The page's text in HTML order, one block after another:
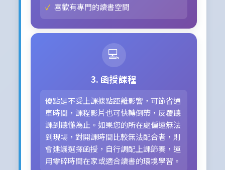
喜歡有專門的讀書空間
💻
3. 函授課程
優點是不受上課據點距離影響，可節省通
車時間，課程影片也可快轉倒帶，反覆聽
課到聽懂為止。如果您的所在處偏遠無法
到現場，對開課時間比較無法配合者，則
會建議選擇函授，自行調配上課節奏，運
用零碎時間在家或適合讀書的環境學習。